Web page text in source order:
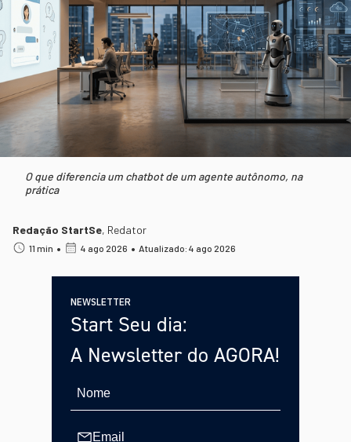
O que diferencia um chatbot de um agente autônomo, na
prática
Redação StartSe, Redator
11 min • 4 ago 2026 • Atualizado: 4 ago 2026
NEWSLETTER
Start Seu dia:
A Newsletter do AGORA!